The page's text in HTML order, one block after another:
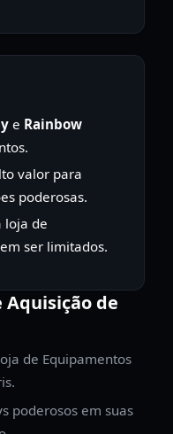
e Rainbow
valor para
poderosas.
loja de
ser limitados.
Aquisição de
de Equipamentos
poderosos em suas